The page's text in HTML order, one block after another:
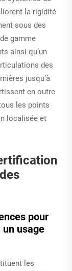
la rigidité
sous des
gamme
ainsi qu’un
des
jusqu’à
en outre
les points
localisée et
pour
usage
les